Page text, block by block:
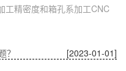
工精密度和箱孔系加工CNC
[2023-01-01]
？